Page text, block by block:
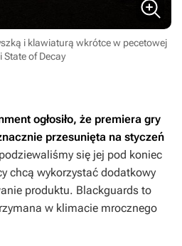
i klawiaturą wkrótce w pecetowej
State of Decay
ogłosiło, że premiera gry
przesunięta na styczeń
się jej pod koniec
chcą wykorzystać dodatkowy
produktu. Blackguards to
w klimacie mrocznego